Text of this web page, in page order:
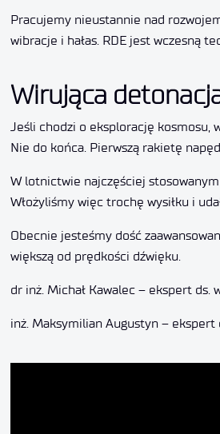
Pracujemy nieustannie nad
wibracje i hałas. RDE jest wczesną
Wirująca
Jeśli chodzi o eksplorację kosmosu,
Nie do końca. Pierwszą rakietę
W lotnictwie najczęściej
Włożyliśmy więc trochę wysiłku i
Obecnie jesteśmy dość
większą od prędkości dźwięku.
dr inż. Michał Kawalec – ekspert ds.
inż. Maksymilian Augustyn –